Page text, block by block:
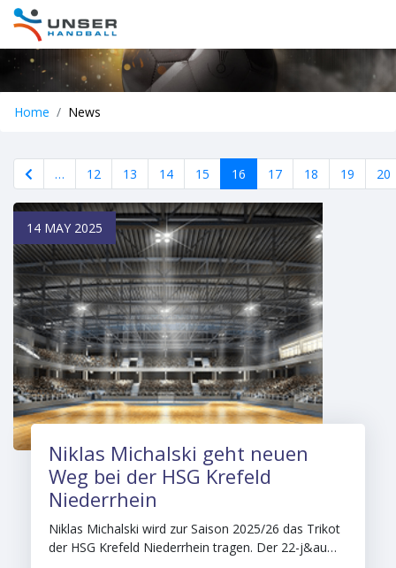
Home News
… 12 13 14 15 16 17 18 19 20
14 MAY 2025
Niklas Michalski geht neuen
Weg bei der HSG Krefeld
Niederrhein
Niklas Michalski wird zur Saison 2025/26 das Trikot
der HSG Krefeld Niederrhein tragen. Der 22-j&au…